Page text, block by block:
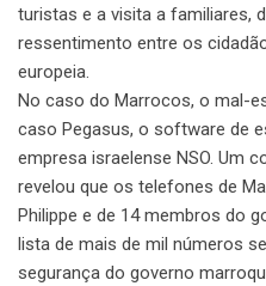
turistas e a visita a familiares,
ressentimento entre os
europeia.
No caso do Marrocos, o mal-
caso Pegasus, o software de
empresa israelense NSO. Um
revelou que os telefones de
Philippe e de 14 membros do
lista de mais de mil números
segurança do governo